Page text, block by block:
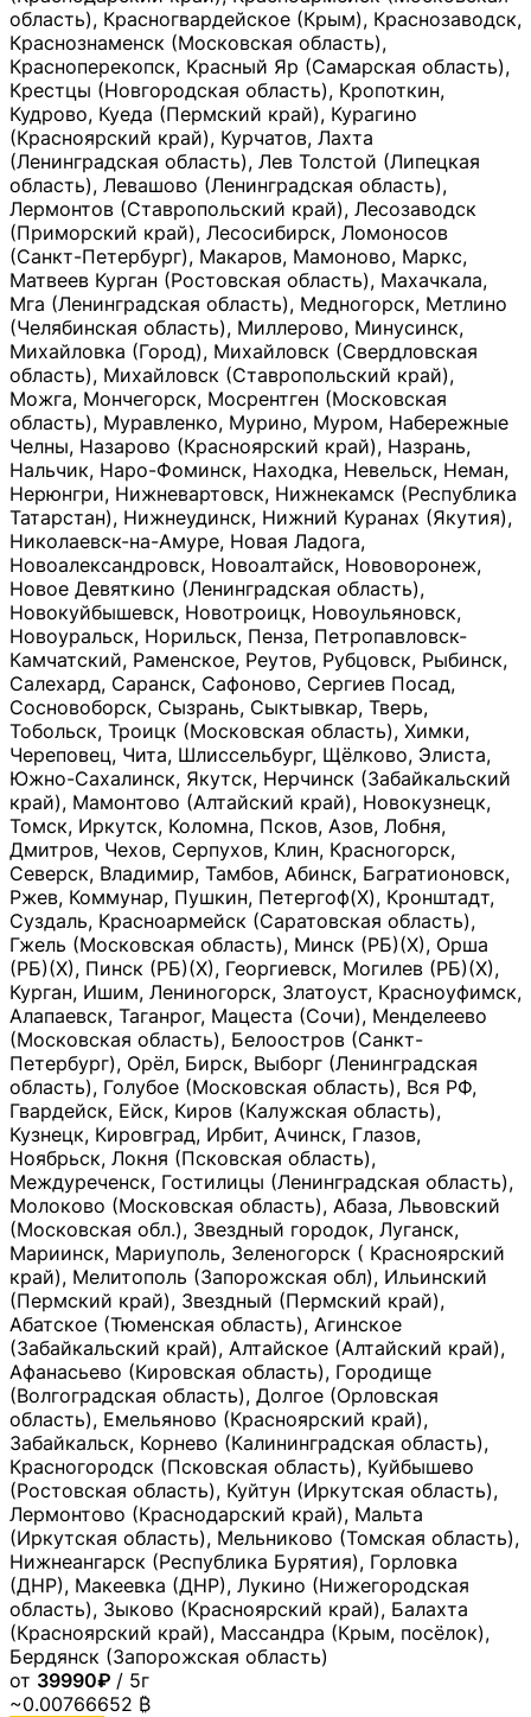
область), Красногвардейское (Крым), Краснозаводск,
Краснознаменск (Московская область),
Красноперекопск, Красный Яр (Самарская область),
Крестцы (Новгородская область), Кропоткин,
Кудрово, Куеда (Пермский край), Курагино
(Красноярский край), Курчатов, Лахта
(Ленинградская область), Лев Толстой (Липецкая
область), Левашово (Ленинградская область),
Лермонтов (Ставропольский край), Лесозаводск
(Приморский край), Лесосибирск, Ломоносов
(Санкт-Петербург), Макаров, Мамоново, Маркс,
Матвеев Курган (Ростовская область), Махачкала,
Мга (Ленинградская область), Медногорск, Метлино
(Челябинская область), Миллерово, Минусинск,
Михайловка (Город), Михайловск (Свердловская
область), Михайловск (Ставропольский край),
Можга, Мончегорск, Мосрентген (Московская
область), Муравленко, Мурино, Муром, Набережные
Челны, Назарово (Красноярский край), Назрань,
Нальчик, Наро-Фоминск, Находка, Невельск, Неман,
Нерюнгри, Нижневартовск, Нижнекамск (Республика
Татарстан), Нижнеудинск, Нижний Куранах (Якутия),
Николаевск-на-Амуре, Новая Ладога,
Новоалександровск, Новоалтайск, Нововоронеж,
Новое Девяткино (Ленинградская область),
Новокуйбышевск, Новотроицк, Новоульяновск,
Новоуральск, Норильск, Пенза, Петропавловск-
Камчатский, Раменское, Реутов, Рубцовск, Рыбинск,
Салехард, Саранск, Сафоново, Сергиев Посад,
Сосновоборск, Сызрань, Сыктывкар, Тверь,
Тобольск, Троицк (Московская область), Химки,
Череповец, Чита, Шлиссельбург, Щёлково, Элиста,
Южно-Сахалинск, Якутск, Нерчинск (Забайкальский
край), Мамонтово (Алтайский край), Новокузнецк,
Томск, Иркутск, Коломна, Псков, Азов, Лобня,
Дмитров, Чехов, Серпухов, Клин, Красногорск,
Северск, Владимир, Тамбов, Абинск, Багратионовск,
Ржев, Коммунар, Пушкин, Петергоф(Х), Кронштадт,
Суздаль, Красноармейск (Саратовская область),
Гжель (Московская область), Минск (РБ)(Х), Орша
(РБ)(Х), Пинск (РБ)(Х), Георгиевск, Могилев (РБ)(Х),
Курган, Ишим, Лениногорск, Златоуст, Красноуфимск,
Алапаевск, Таганрог, Мацеста (Сочи), Менделеево
(Московская область), Белоостров (Санкт-
Петербург), Орёл, Бирск, Выборг (Ленинградская
область), Голубое (Московская область), Вся РФ,
Гвардейск, Ейск, Киров (Калужская область),
Кузнецк, Кировград, Ирбит, Ачинск, Глазов,
Ноябрьск, Локня (Псковская область),
Междуреченск, Гостилицы (Ленинградская область),
Молоково (Московская область), Абаза, Львовский
(Московская обл.), Звездный городок, Луганск,
Мариинск, Мариуполь, Зеленогорск ( Красноярский
край), Мелитополь (Запорожская обл), Ильинский
(Пермский край), Звездный (Пермский край),
Абатское (Тюменская область), Агинское
(Забайкальский край), Алтайское (Алтайский край),
Афанасьево (Кировская область), Городище
(Волгоградская область), Долгое (Орловская
область), Емельяново (Красноярский край),
Забайкальск, Корнево (Калининградская область),
Красногородск (Псковская область), Куйбышево
(Ростовская область), Куйтун (Иркутская область),
Лермонтово (Краснодарский край), Мальта
(Иркутская область), Мельниково (Томская область),
Нижнеангарск (Республика Бурятия), Горловка
(ДНР), Макеевка (ДНР), Лукино (Нижегородская
область), Зыково (Красноярский край), Балахта
(Красноярский край), Массандра (Крым, посёлок),
Бердянск (Запорожская область)
от 39990₽ / 5г
~0.00766652 ₿